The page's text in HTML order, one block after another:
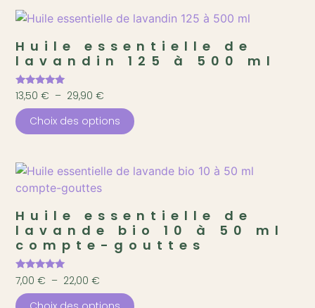
Huile essentielle de
lavandin 125 à 500 ml
Note
4.96
sur 5
13,50€ – 29,90€
Choix des options
Huile essentielle de
lavande bio 10 à 50 ml
compte-gouttes
Note
4.90
sur 5
7,00€ – 22,00€